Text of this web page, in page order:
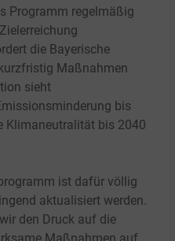
Programm regelmäßig
die Bayerische
Maßnahmen
sieht
bis
Klimaneutralität bis 2040
ist dafür völlig
aktualisiert werden.
den Druck auf die
Maßnahmen auf